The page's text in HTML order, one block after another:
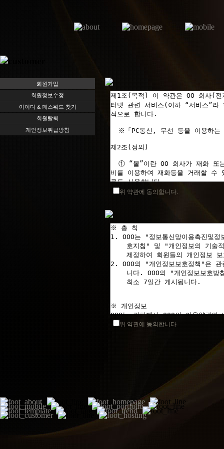
회원가입
회원정보수정
아이디 & 패스워드 찾기
회원탈퇴
개인정보취급방침
위 약관에 동의합니다.
위 약관에 동의합니다.